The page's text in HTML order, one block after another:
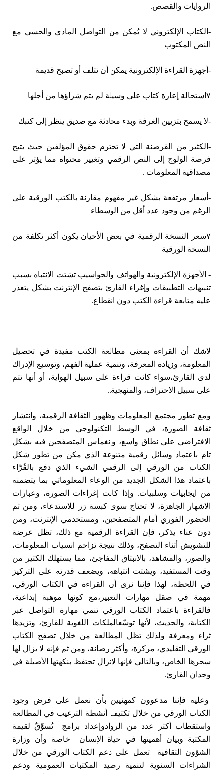
الروايات والقصص.
-الكتاب الإلكتروني لا يُمكن من التواصل المادي والحسي مع
النص المكتوب
-أجهزة القراءة الإلكترونية يمكن أن تتلف أو تصبح قديمة
۷استحالة إعارة كتاب على وسيلة لم يتم شراؤها من أجلها
-لا يسمح بتزيين الغرفة وبدء محادثة مع صديق ينظر إلى كتبك
-الكثير من القرصنة التي لا تحترم حقوق المؤلفين حيث يتيح
فرصة الولوج إلى النص الرقمي وتغيير محتواه مما يؤثر على
مصداقية المعلومات .
-أسعار مرتفعة بشكل غير مفهوم مقارنة بالكتب الورقية على
الرغم من وجود عدد أقل من الوسطاء
۷سعر النسخة الرقمية في بعض الأحيان يكون أكثر تكلفة من
النسخة الورقية
- الأجهزة الإلكترونية والهواتف والحواسيب تشتت الانتباه بسبب
تنبيهات التطبيقات وإغراء القارئ بتصفح الإنترنت بشكل يتعذر
عليه متابعة قراءة الكتب دون انقطاع.
لاشك أن القراءة بمعنى مطالعة الكتب مفيدة في تحصيل
المعلومة، وزيادة المعرفة، وتنمية عملية الفهم، وتوسيع الإدراك
لدى القارئ،سواء كانت قراءة على سبيل الهواية، أو أنها تتم
على سبيل الاحتراف، والمنهجية..
ومع تطور مجتمع المعلومات وظهور الثقافة الرقمية، وانتشار
ثقافة الصورة، في الوسط التكنولوجي من خلال الواقع
الافتراضي على نطاق واسع، وانغماس المتصفحين فيه بشكل
تام باعتماد وسائل رقمية متنوعة الذي مكن من تطور شكل
الكتاب من الورقي إلى الرقمي الشيء الذي دفع بالقُرَّاء
باعتماد هذا الشكل الجديد من الوعاء المعلوماتي بما يتضمنه
من ايجابيات وسلبيات. وإذا كانت إغراءات الصورة، وعبارات
الاشهار الجاهزة، لا تحتاج سوى كبسة زر للاستدعاء، ومن ثم
الحضور الفوري أمام المتصفحين، ومستخدمي الإنترنت، ومن
دون عناء يذكر، فإن القراءة الرقمية مع ذلك، تظل عرضة
للتشويش أثناء التصفح، وذلك نتيجة تزاحم انسياب المعلومات،
والصور، والمشاهد، بالانبثاق المفاجئ، مما يستهلك الكثير من
وقت المستفيد، ويشتت انتباهه، ويضعف قدرته على التركيز
في اللحظة، لهذا فإننا نرى أن القراءة في الكتاب الورقي،
مهمة في صقل مهارات التعبير،مع كونها موهبة إبداعية،
فالقراءة باعتماد الكتاب الورقي تنمي مهارة التواصل عبر
الكتابة، والحديث، لأنها توسّعالملكات اللغوية للقارئ، وتزيدها
ثراء ومعرفة ولذلك تظل المطالعة من خلال تصفح الكتاب
الورقي التقليدي، مركزة، وأكثر رصانة، ومن ثم فإنه لا يزال لها
سحرها الخاص، وبالتالي فإنها لاتزال تحتفظ بنكهتها الأصيلة في
وجدان القارئ.
وعليه فإننا مدعوون كمهنيين بأن نعمل على فرض وجود
الكتاب الورقي من خلال تكثيف أنشطة الترغيب في المطالعة
واستقطاب أكثر عدد من الروادوإعداد برامج تُسوِّقٌ لقيمة
المكتبة وبيان أهميتها في حياة الإنسان خاصة وأن وزارة
الشؤون الثقافية تعمل على دعم الكتاب الورقي من خلال
الشراءات السنوية لتنمية رصيد المكتبات العمومية ودعم